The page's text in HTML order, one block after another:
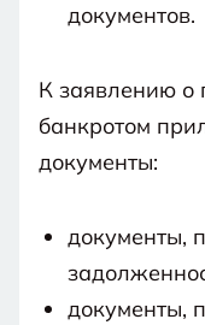
документов.
К заявлению о
банкротом
документы:
документы,
документы,